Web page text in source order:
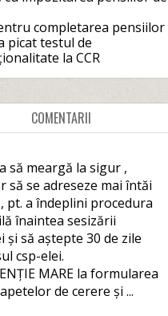
completarea pensiilor
picat testul de
la CCR
COMENTARII
să meargă la sigur ,
să se adreseze mai întăi
pt. a îndeplini procedura
înaintea sesizării
și să aștepte 30 de zile
csp-elei.
MARE la formularea
de cerere și ...